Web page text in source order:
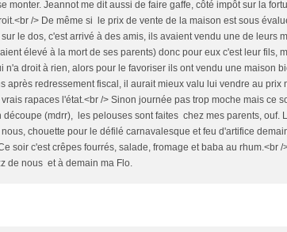
monter. Jeannot me dit aussi de faire gaffe, côté impôt sur la
/> De même si le prix de vente de la maison est sous
le dos, c'est arrivé à des amis, ils avaient vendu une de leurs
élevé à la mort de ses parents) donc pour eux c'est leur fils,
n'a droit à rien, alors pour le favoriser ils ont vendu une maison
après redressement fiscal, il aurait mieux valu lui vendre au prix
rapaces l'état.<br /> Sinon journée pas trop moche mais ce
découpe (mdrr), les pelouses sont faites chez mes parents, ouf.
chouette pour le défilé carnavalesque et feu d'artifice
soir c'est crêpes fourrés, salade, fromage et baba au rhum.<br
de nous et à demain ma Flo.